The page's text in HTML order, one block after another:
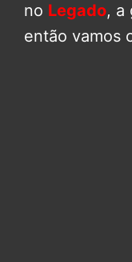
no Legado, a
então vamos